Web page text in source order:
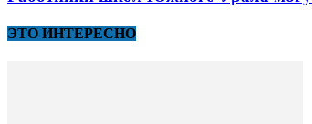
ЭТО ИНТЕРЕСНО